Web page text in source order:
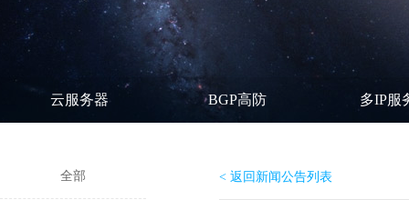
云服务器 BGP高防 多IP服
全部 < 返回新闻公告列表